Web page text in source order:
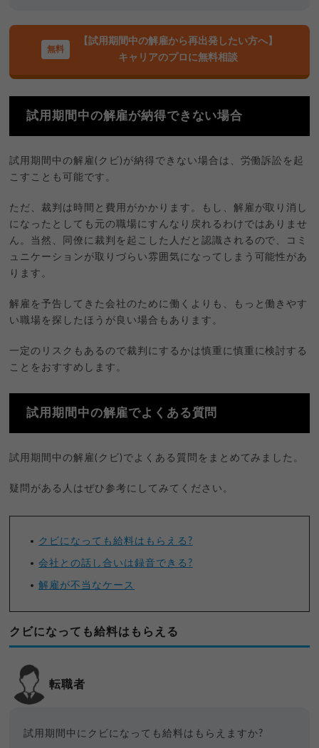
【試用期間中の解雇から再出発したい方へ】
キャリアのプロに無料相談
試用期間中の解雇が納得できない場合
試用期間中の解雇(クビ)が納得できない場合は、労働訴訟を起
こすことも可能です。
ただ、裁判は時間と費用がかかります。もし、解雇が取り消し
になったとしても元の職場にすんなり戻れるわけではありませ
ん。当然、同僚に裁判を起こした人だと認識されるので、コミ
ュニケーションが取りづらい雰囲気になってしまう可能性があ
ります。
解雇を予告してきた会社のために働くよりも、もっと働きやす
い職場を探したほうが良い場合もあります。
一定のリスクもあるので裁判にするかは慎重に慎重に検討する
ことをおすすめします。
試用期間中の解雇でよくある質問
試用期間中の解雇(クビ)でよくある質問をまとめてみました。
疑問がある人はぜひ参考にしてみてください。
クビになっても給料はもらえる?
会社との話し合いは録音できる?
解雇が不当なケース
クビになっても給料はもらえる
転職者
試用期間中にクビになっても給料はもらえますか?